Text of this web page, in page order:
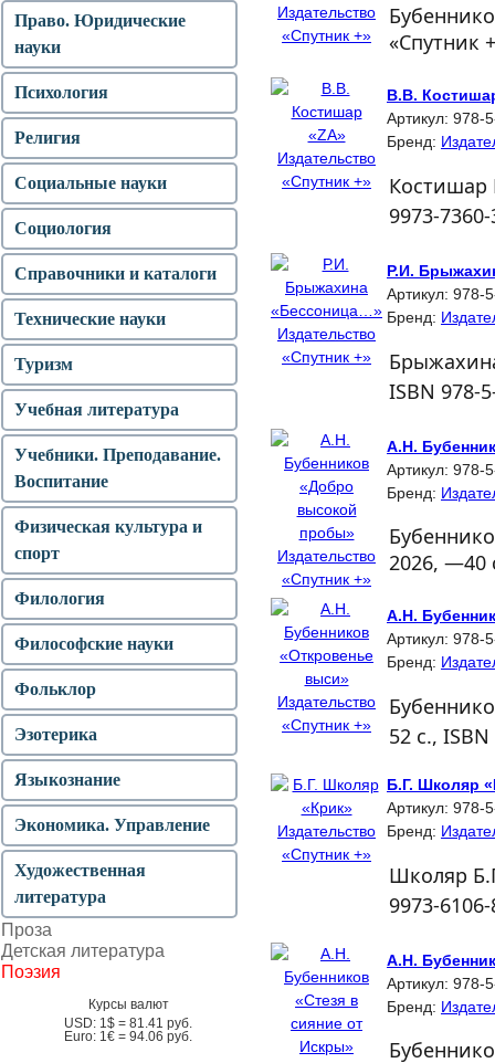
«Спутник
В.В.
Артикул: 978-
Бренд:
9973-
Р.И.
Артикул: 978-
Бренд:
ISBN 978-
А.Н.
Артикул: 978-
Бренд:
2026, —40
А.Н.
Артикул: 978-
Бренд:
52 с.,
Б.Г. Школяр
Артикул: 978-
Бренд:
Школяр
9973-
А.Н.
Артикул: 978-
Бренд:
Право. Юридические
науки
Психология
Религия
Социальные науки
Социология
Справочники и каталоги
Технические науки
Туризм
Учебная литература
Учебники. Преподавание.
Воспитание
Физическая культура и
спорт
Филология
Философские науки
Фольклор
Эзотерика
Языкознание
Экономика. Управление
Художественная
литература
Проза
Детская литература
Поэзия
Курсы валют
USD: 1$ = 81.41 руб.
Euro: 1€ = 94.06 руб.